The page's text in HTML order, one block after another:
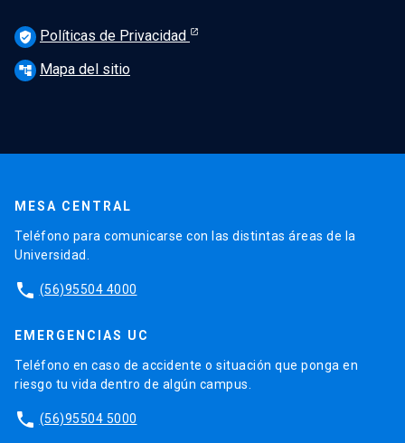
verified_user Políticas de Privacidad
account_tree Mapa del sitio
MESA CENTRAL
Teléfono para comunicarse con las distintas áreas de la
Universidad.
phone (56)95504 4000
EMERGENCIAS UC
Teléfono en caso de accidente o situación que ponga en
riesgo tu vida dentro de algún campus.
phone (56)95504 5000